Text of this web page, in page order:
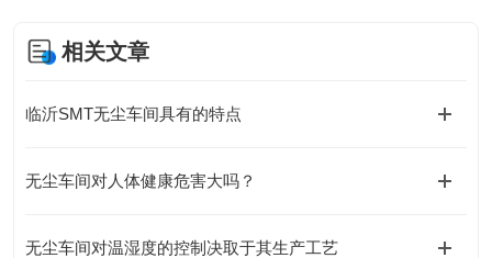
相关文章
临沂SMT无尘车间具有的特点
无尘车间对人体健康危害大吗？
无尘车间对温湿度的控制决取于其生产工艺